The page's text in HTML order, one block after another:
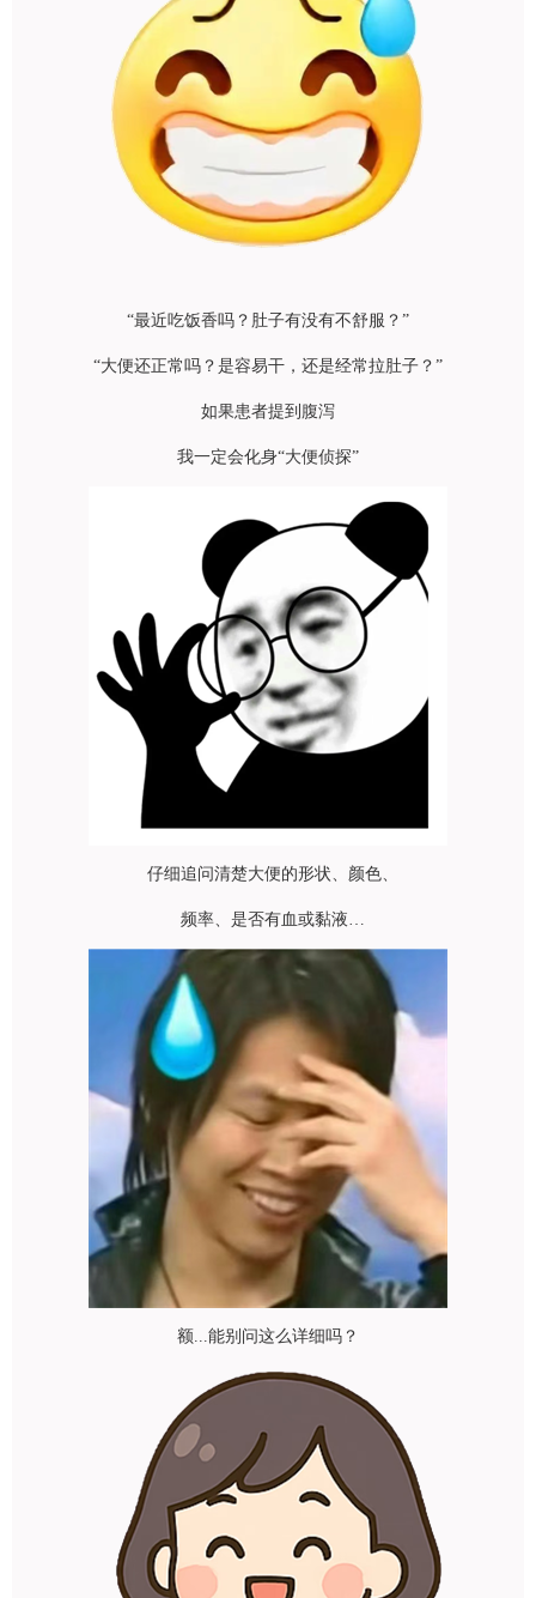
“最近吃饭香吗？肚子有没有不舒服？”
“大便还正常吗？是容易干，还是经常拉肚子？”
如果患者提到腹泻
我一定会化身“大便侦探”
仔细追问清楚大便的形状、颜色、
频率、是否有血或黏液…
额...能别问这么详细吗？